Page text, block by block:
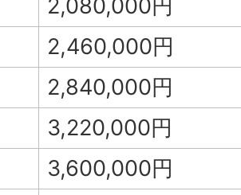
2,080,000円
2,460,000円
2,840,000円
3,220,000円
3,600,000円